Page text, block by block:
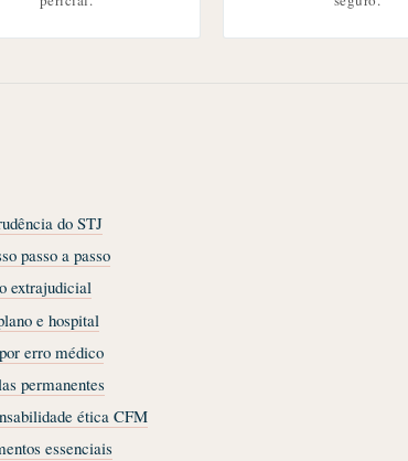
do STJ
passo a passo
extrajudicial
e hospital
erro médico
permanentes
ética CFM
essenciais